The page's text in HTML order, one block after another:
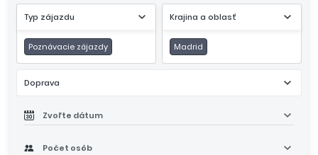
Typ zájazdu
Poznávacie zájazdy
Krajina a oblasť
Madrid
Doprava
Zvoľte dátum
Počet osôb